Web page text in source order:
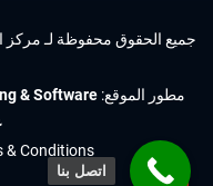
جميع الحقوق محفوظة لـ مركز
مطور الموقع:& Software
& Conditions
اتصل بنا